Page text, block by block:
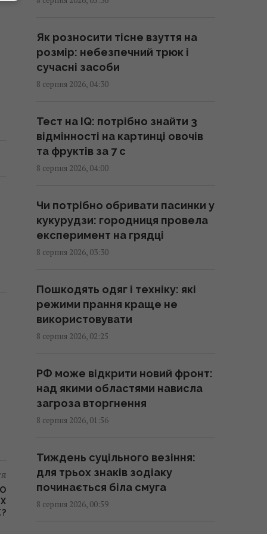
корисні, як усі думають:
відповідь дієтологів
03:10 субота, 08 серпня 2026
РФ, але законопроект Грема
змусить його вжити заходів, -
WSJ
02:56 субота, 08 серпня 2026
Мелоні відреагувала на вимогу
Іспанії щодо прикордонних
перевірок у Шенгені
02:23 субота, 08 серпня 2026
Сонячна електростанція
перегородила давні маршрути
тварин: вони знайшли вихід
02:18 субота, 08 серпня 2026
Саудівська Аравія, Пакистан і
Туреччина уклали угоду про
взаємну оборону, - Reuters
01:44 субота, 08 серпня 2026
Експерти назвали 10 речей, які
варто знати про Прагу перед
поїздкою
01:15 субота, 08 серпня 2026
Як розносити тісне взуття на
розмір: небезпечний трюк і
сучасні засоби
8 серпня 2026, 04:30
Тест на IQ: потрібно знайти 3
відмінності на картинці овочів
та фруктів за 7 с
8 серпня 2026, 04:00
Чи потрібно обривати пасинки у
кукурудзи: городниця провела
експеримент на грядці
8 серпня 2026, 03:30
Пошкодять одяг і техніку: які
режими прання краще не
використовувати
8 серпня 2026, 02:25
РФ може відкрити новий фронт:
над якими областями нависла
загроза вторгнення
8 серпня 2026, 01:56
Тиждень суцільного везіння:
для трьох знаків зодіаку
починається біла смуга
8 серпня 2026, 00:59